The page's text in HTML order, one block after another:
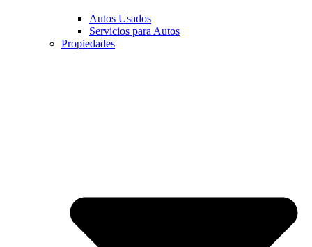
Autos Usados
Servicios para Autos
Propiedades